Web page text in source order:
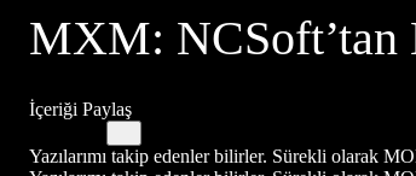
MXM: NCSoft’tan
İçeriği Paylaş
Yazılarımı takip edenler bilirler. Sürekli olarak